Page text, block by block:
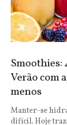
Smoothies:
Verão com
menos
Manter-se
difícil. Hoje